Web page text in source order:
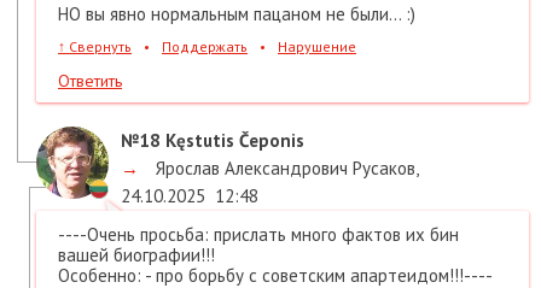
НО вы явно нормальным пацаном не были... :)
↑ Свернуть • Поддержать • Нарушение
Ответить
№18 Kęstutis Čeponis
→
Ярослав Александрович Русаков,
24.10.2025 12:48
----Очень просьба: прислать много фактов их бин
вашей биографии!!!
Особенно: - про борьбу с советским апартеидом!!!----